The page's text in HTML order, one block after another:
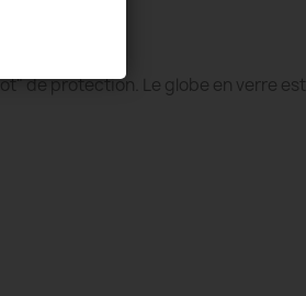
de protection. Le globe en verre est